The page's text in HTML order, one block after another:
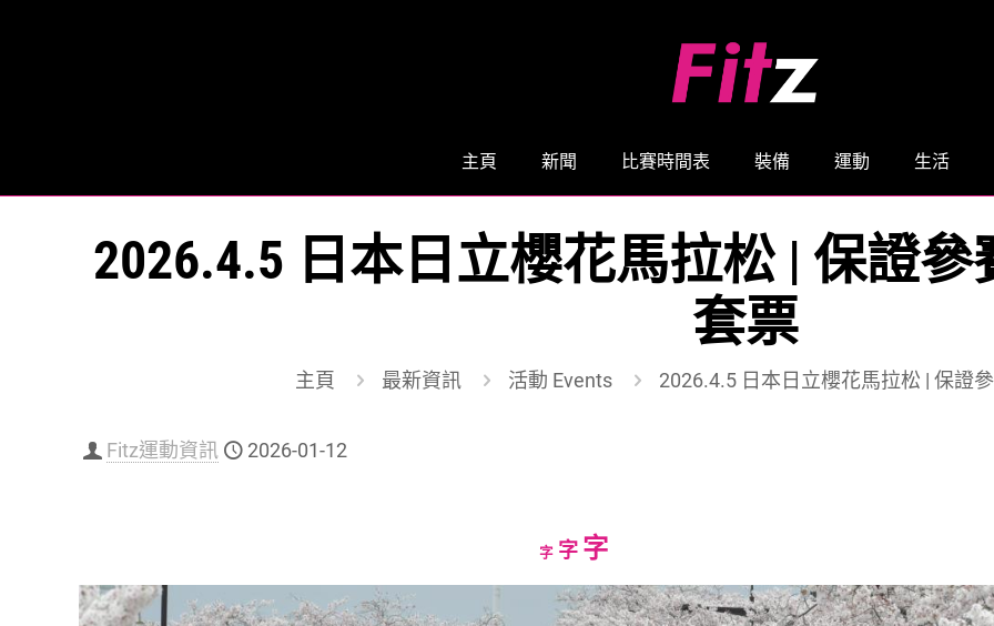
主頁 新聞 比賽時間表 裝備 運動 生活
2026.4.5 日本日立櫻花馬拉松 | 保證
套票
主頁 最新資訊 活動 Events 2026.4.5 日本日立櫻花馬拉松 | 保證
Fitz運動資訊 2026-01-12
字Decrease
size.
字Reset
size.
字Increase
font
size.